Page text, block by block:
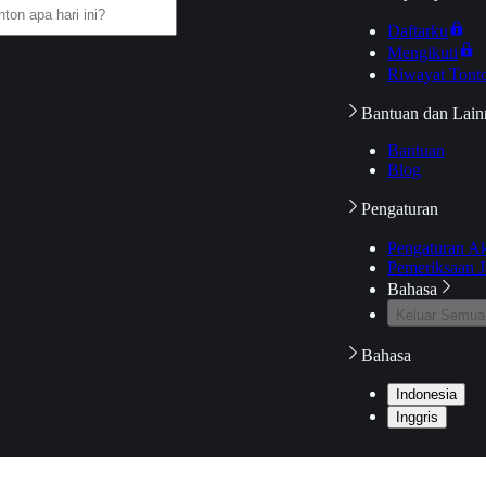
Daftarku
Mengikuti
Riwayat
Bantuan dan
Bantuan
Blog
Pengaturan
Pengaturan
Pemeriksaan
Bahasa
Keluar
Bahasa
Indonesia
Inggris